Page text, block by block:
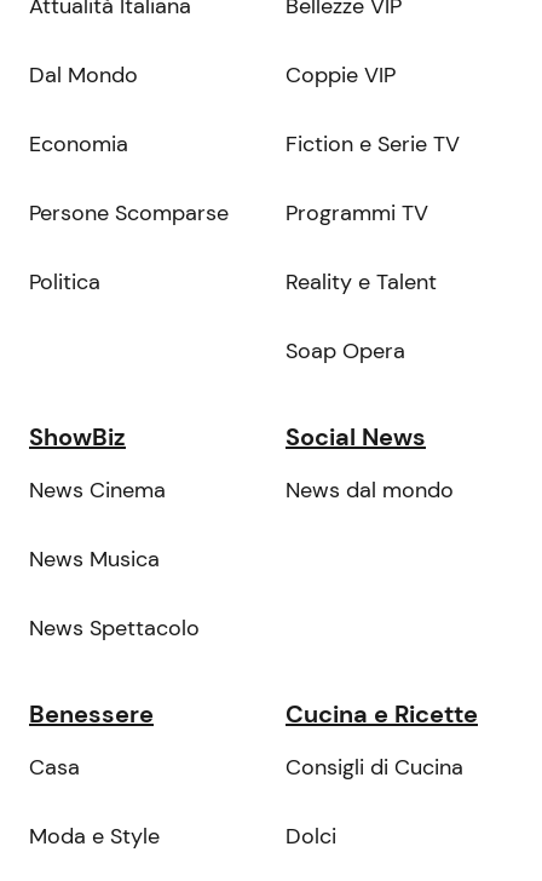
Attualità Italiana
Dal Mondo
Economia
Persone Scomparse
Politica
Bellezze VIP
Coppie VIP
Fiction e Serie TV
Programmi TV
Reality e Talent
Soap Opera
ShowBiz
News Cinema
News Musica
News Spettacolo
Social News
News dal mondo
Benessere
Casa
Moda e Style
Cucina e Ricette
Consigli di Cucina
Dolci